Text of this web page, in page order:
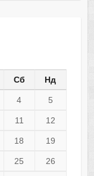
Сб Нд
4 5
11 12
18 19
25 26